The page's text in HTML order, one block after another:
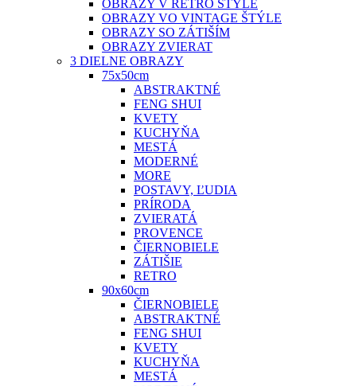
OBRAZY V RETRO ŠTÝLE
OBRAZY VO VINTAGE ŠTÝLE
OBRAZY SO ZÁTIŠÍM
OBRAZY ZVIERAT
3 DIELNE OBRAZY
75x50cm
ABSTRAKTNÉ
FENG SHUI
KVETY
KUCHYŇA
MESTÁ
MODERNÉ
MORE
POSTAVY, ĽUDIA
PRÍRODA
ZVIERATÁ
PROVENCE
ČIERNOBIELE
ZÁTIŠIE
RETRO
90x60cm
ČIERNOBIELE
ABSTRAKTNÉ
FENG SHUI
KVETY
KUCHYŇA
MESTÁ